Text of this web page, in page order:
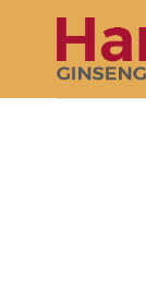
dung